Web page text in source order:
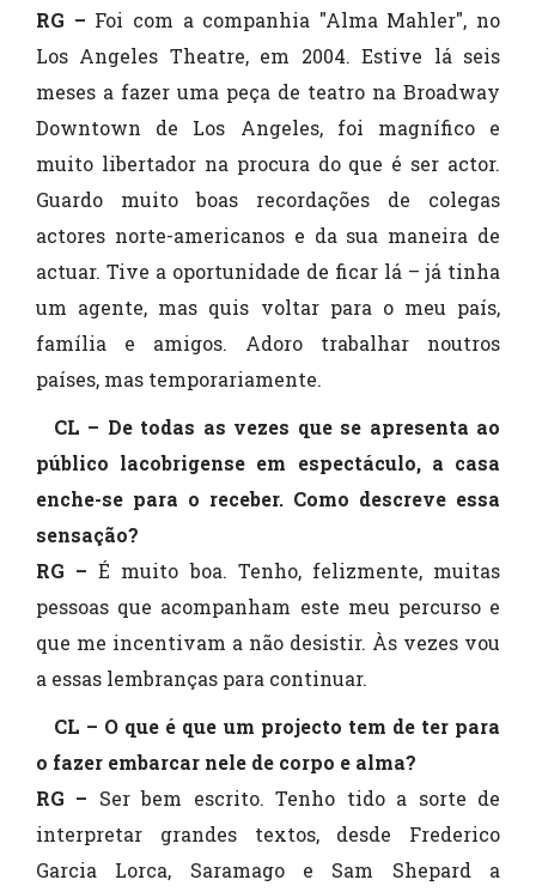
RG – Foi com a companhia "Alma Mahler", no
Los Angeles Theatre, em 2004. Estive lá seis
meses a fazer uma peça de teatro na Broadway
Downtown de Los Angeles, foi magnífico e
muito libertador na procura do que é ser actor.
Guardo muito boas recordações de colegas
actores norte-americanos e da sua maneira de
actuar. Tive a oportunidade de ficar lá – já tinha
um agente, mas quis voltar para o meu país,
família e amigos. Adoro trabalhar noutros
países, mas temporariamente.
CL – De todas as vezes que se apresenta ao
público lacobrigense em espectáculo, a casa
enche-se para o receber. Como descreve essa
sensação?
RG – É muito boa. Tenho, felizmente, muitas
pessoas que acompanham este meu percurso e
que me incentivam a não desistir. Às vezes vou
a essas lembranças para continuar.
CL – O que é que um projecto tem de ter para
o fazer embarcar nele de corpo e alma?
RG – Ser bem escrito. Tenho tido a sorte de
interpretar grandes textos, desde Frederico
Garcia Lorca, Saramago e Sam Shepard a